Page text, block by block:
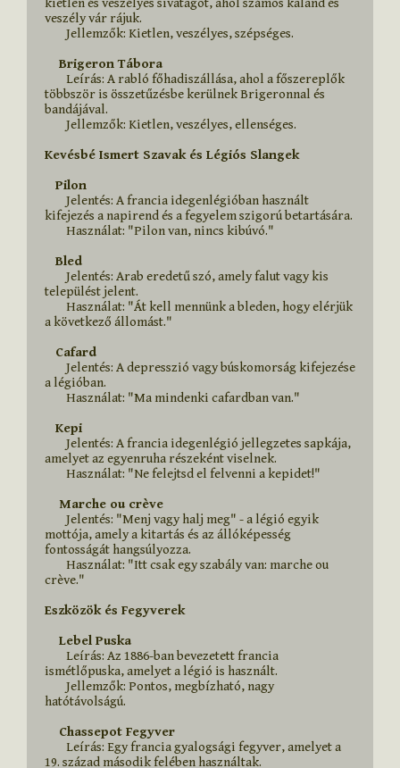
veszély vár rájuk.
    Brigeron Tábora
többször is összetűzésbe kerülnek Brigeronnal és
bandájával.
Kevésbé Ismert Szavak és Légiós Slangek
Pilon
kifejezés a napirend és a fegyelem szigorú betartására.
Bled
települést jelent.
a következő állomást."
Cafard
a légióban.
Kepi
amelyet az egyenruha részeként viselnek.
    Marche ou crève
mottója, amely a kitartás és az állóképesség
fontosságát hangsúlyozza.
crève."
Eszközök és Fegyverek
    Lebel Puska
ismétlőpuska, amelyet a légió is használt.
hatótávolságú.
    Chassepot Fegyver
19. század második felében használtak.